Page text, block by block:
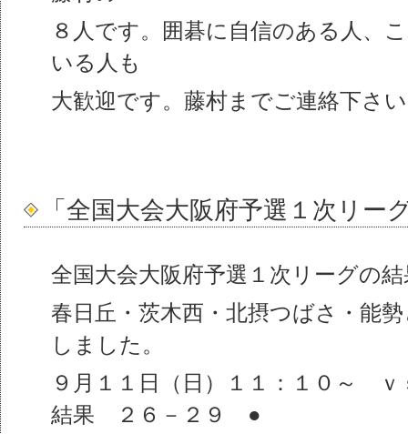
８人です。囲碁に自信のある人、
いる人も
大歓迎です。藤村までご連絡下さ
「全国大会大阪府予選１次リー
全国大会大阪府予選１次リーグの
春日丘・茨木西・北摂つばさ・能
しました。
９月１１日（日）１１：１０～
結果 ２６－２９ ●